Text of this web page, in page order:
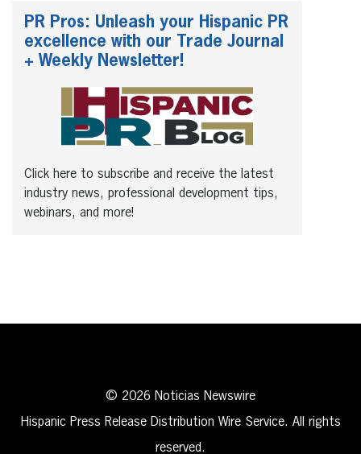
PR Pros: Unleash your Hispanic PR
excellence with our Trade Journal
+ Weekly Newsletter!
Click here to subscribe and receive the latest
industry news, professional development tips,
webinars, and more!
© 2026 Noticias Newswire
Hispanic Press Release Distribution Wire Service. All rights
reserved.